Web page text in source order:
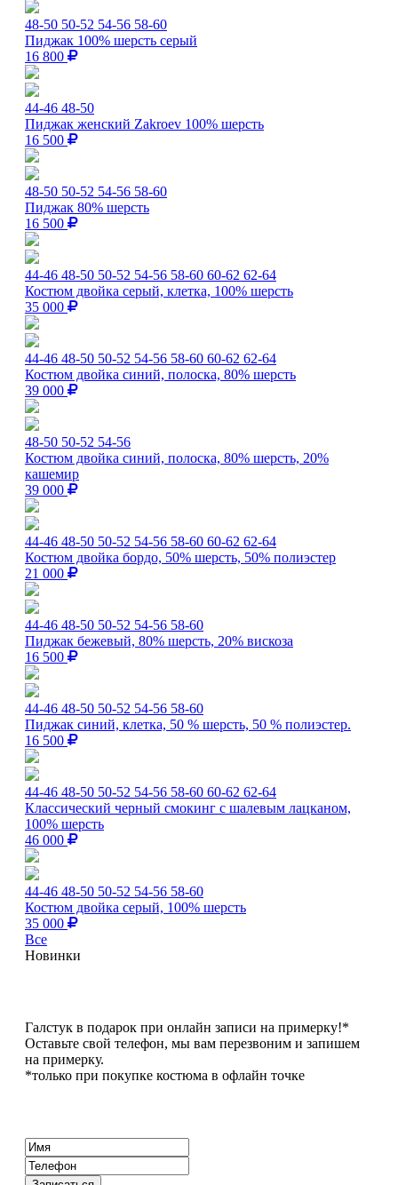
48-50 50-52 54-56 58-60
Пиджак 100% шерсть серый
16 800
44-46 48-50
Пиджак женский Zakroev 100% шерсть
16 500
48-50 50-52 54-56 58-60
Пиджак 80% шерсть
16 500
44-46 48-50 50-52 54-56 58-60 60-62 62-64
Костюм двойка серый, клетка, 100% шерсть
35 000
44-46 48-50 50-52 54-56 58-60 60-62 62-64
Костюм двойка синий, полоска, 80% шерсть
39 000
48-50 50-52 54-56
Костюм двойка синий, полоска, 80% шерсть, 20%
кашемир
39 000
44-46 48-50 50-52 54-56 58-60 60-62 62-64
Костюм двойка бордо, 50% шерсть, 50% полиэстер
21 000
44-46 48-50 50-52 54-56 58-60
Пиджак бежевый, 80% шерсть, 20% вискоза
16 500
44-46 48-50 50-52 54-56 58-60
Пиджак синий, клетка, 50 % шерсть, 50 % полиэстер.
16 500
44-46 48-50 50-52 54-56 58-60 60-62 62-64
Классический черный смокинг с шалевым лацканом,
100% шерсть
46 000
44-46 48-50 50-52 54-56 58-60
Костюм двойка серый, 100% шерсть
35 000
Все
Новинки
Галстук в подарок при онлайн записи на примерку!*
Оставьте свой телефон, мы вам перезвоним и запишем
на примерку.
*только при покупке костюма в офлайн точке